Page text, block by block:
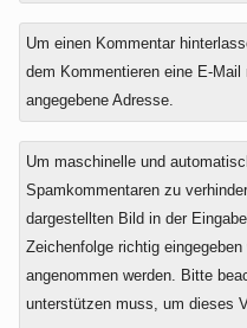
Um einen Kommentar
dem Kommentieren eine E-
angegebene Adresse.
Um maschinelle und
Spamkommentaren zu
dargestellten Bild in der
Zeichenfolge richtig
angenommen werden. Bitte
unterstützen muss, um dieses